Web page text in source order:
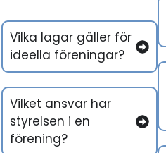
Vilka lagar gäller för
ideella föreningar?
Vilket ansvar har
styrelsen i en
förening?